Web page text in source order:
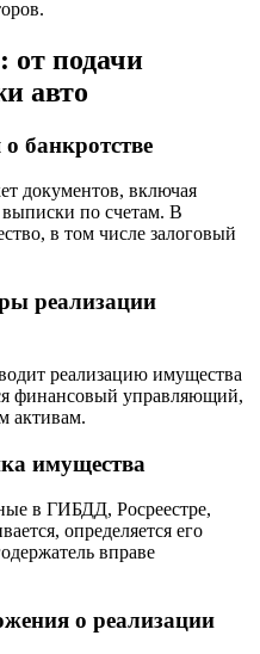
от подачи
авто
банкротстве
документов, включая
по счетам. В
в том числе залоговый
реализации
реализацию имущества
финансовый управляющий,
активам.
имущества
в ГИБДД, Росреестре,
определяется его
вправе
о реализации